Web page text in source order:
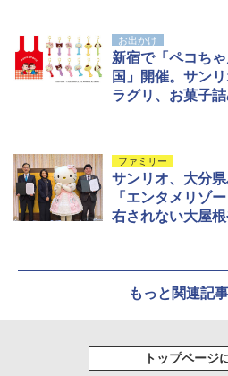
お出かけ
新宿で「ペコち
国」開催。サン
ラグリ、お菓子詰
ファミリー
サンリオ、大分
「エンタメリゾ
右されない大屋
もっと関連記
トップページ